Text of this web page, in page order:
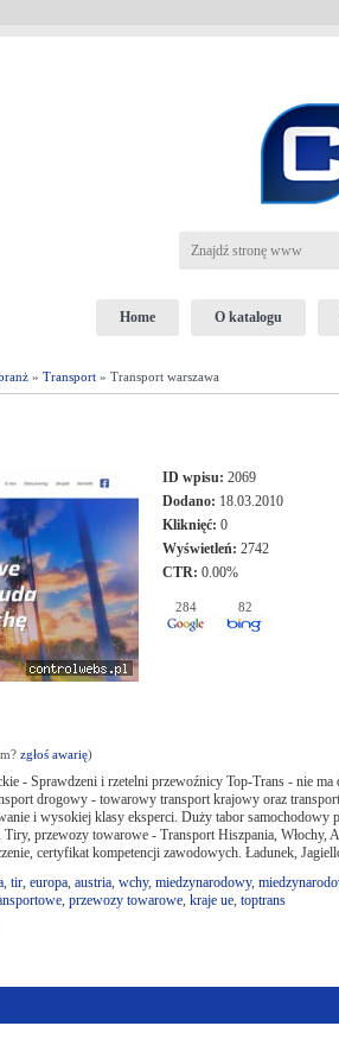
Home O katalogu
» Transport » Transport warszawa
ID wpisu: 2069
Dodano: 18.03.2010
Kliknięć: 0
Wyświetleń: 2742
CTR: 0.00%
284 82
zgłoś awarię)
- Sprawdzeni i rzetelni przewoźnicy Top-Trans - nie
drogowy - towarowy transport krajowy oraz
i wysokiej klasy eksperci. Duży tabor samochodowy
przewozy towarowe - Transport Hiszpania, Włochy,
certyfikat kompetencji zawodowych. Ładunek,
, tir, europa, austria, wchy, miedzynarodowy,
, przewozy towarowe, kraje ue, toptrans